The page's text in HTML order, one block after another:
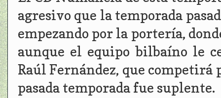
agresivo que la temporada
empezando por la portería,
aunque el equipo bilbaíno le
Raúl Fernández, que competirá
pasada temporada fue suplente.